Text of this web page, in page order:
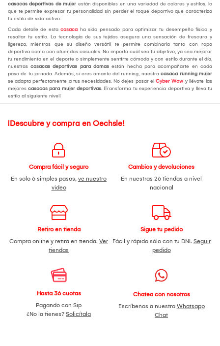
casacas deportivas de mujer están disponibles en una variedad de colores y estilos, lo
que te permite expresar tu personalidad sin perder el toque deportivo que caracteriza
tu estilo de vida activo.
Cada detalle de esta casaca ha sido pensado para optimizar tu desempeño físico y
resaltar tu estilo. La tecnología de sus tejidos asegura una sensación de frescura y
ligereza, mientras que su diseño versátil te permite combinarla tanto con ropa
deportiva como con atuendos casuales. No importa cuál sea tu objetivo, ya sea mejorar
tu rendimiento en el deporte o simplemente sentirte cómoda y con estilo durante el día,
nuestras casacas deportivas para damas están hecha para acompañarte en cada
paso de tu jornada. Además, si eres amante del running, nuestra casaca running mujer
se adapta perfectamente a tus necesidades. No dejes pasar el Cyber Wow y llévate las
mejores casacas para mujer deportivas. ¡Transforma tu experiencia deportiva y lleva tu
estilo al siguiente nivel!
¡Descubre y compra en Oechsle!
Compra fácil y seguro
En solo 6 simples pasos, ve nuestro
video
Cambios y devoluciones
En nuestras 26 tiendas a nivel
nacional
Retiro en tienda
Compra online y retira en tienda. Ver
tiendas
Sigue tu pedido
Fácil y rápido sólo con tu DNI. Seguir
pedido
Hasta 36 cuotas
Pagando con Sip
¿No la tienes? Solicítala
Chatea con nosotros
Escríbenos a nuestro Whatsapp
Chat